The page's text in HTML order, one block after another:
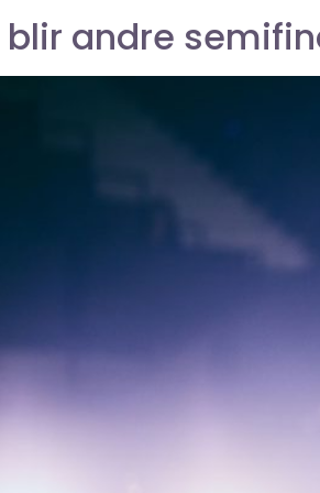
blir andre